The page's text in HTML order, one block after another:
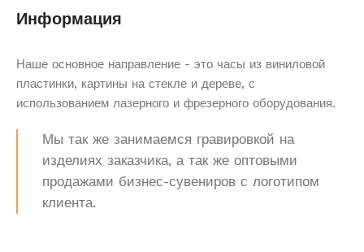
Информация
Наше основное направление - это часы из виниловой
пластинки, картины на стекле и дереве, с
использованием лазерного и фрезерного оборудования.
Мы так же занимаемся гравировкой на
изделиях заказчика, а так же оптовыми
продажами бизнес-сувениров с логотипом
клиента.